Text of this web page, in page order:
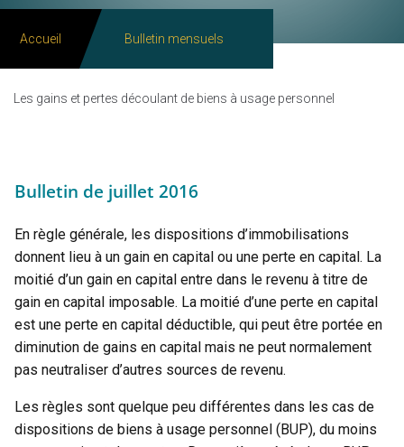
Accueil Bulletin mensuels
Les gains et pertes découlant de biens à usage personnel
Bulletin de juillet 2016
En règle générale, les dispositions d’immobilisations
donnent lieu à un gain en capital ou une perte en capital. La
moitié d’un gain en capital entre dans le revenu à titre de
gain en capital imposable. La moitié d’une perte en capital
est une perte en capital déductible, qui peut être portée en
diminution de gains en capital mais ne peut normalement
pas neutraliser d’autres sources de revenu.
Les règles sont quelque peu différentes dans les cas de
dispositions de biens à usage personnel (BUP), du moins